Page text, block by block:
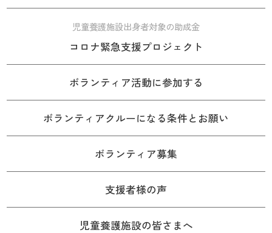
児童養護施設出身者対象の助成金
コロナ緊急支援プロジェクト
ボランティア活動に参加する
ボランティアクルーになる条件とお願い
ボランティア募集
支援者様の声
児童養護施設の皆さまへ